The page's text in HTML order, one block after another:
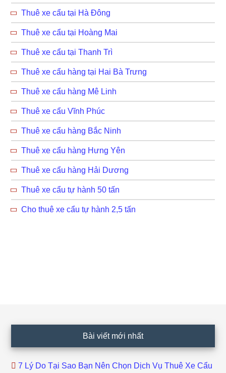
Thuê xe cẩu tại Hà Đông
Thuê xe cẩu tại Hoàng Mai
Thuê xe cẩu tại Thanh Trì
Thuê xe cẩu hàng tại Hai Bà Trưng
Thuê xe cẩu hàng Mê Linh
Thuê xe cẩu Vĩnh Phúc
Thuê xe cẩu hàng Bắc Ninh
Thuê xe cẩu hàng Hưng Yên
Thuê xe cẩu hàng Hải Dương
Thuê xe cẩu tự hành 50 tấn
Cho thuê xe cẩu tự hành 2,5 tấn
Bài viết mới nhất
7 Lý Do Tại Sao Bạn Nên Chọn Dịch Vụ Thuê Xe Cẩu